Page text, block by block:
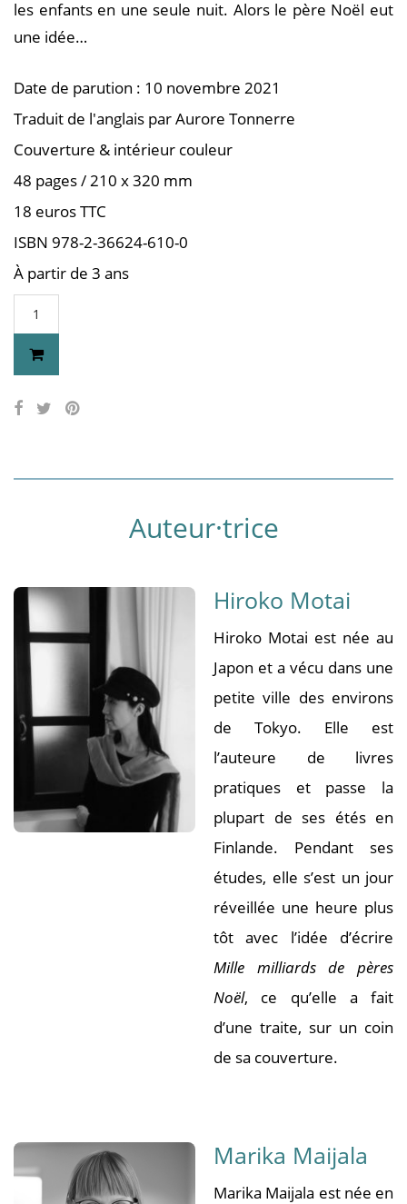
les enfants en une seule nuit. Alors le père Noël eut
une idée…
Date de parution : 10 novembre 2021
Traduit de l'anglais par Aurore Tonnerre
Couverture & intérieur couleur
48 pages / 210 x 320 mm
18 euros TTC
ISBN 978-2-36624-610-0
À partir de 3 ans
Auteur·trice
Hiroko Motai
Hiroko Motai est née au
Japon et a vécu dans une
petite ville des environs
de Tokyo. Elle est
l’auteure de livres
pratiques et passe la
plupart de ses étés en
Finlande. Pendant ses
études, elle s’est un jour
réveillée une heure plus
tôt avec l’idée d’écrire
Mille milliards de pères
Noël, ce qu’elle a fait
d’une traite, sur un coin
de sa couverture.
Marika Maijala
Marika Maijala est née en